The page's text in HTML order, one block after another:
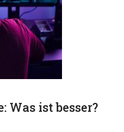
Was ist besser?